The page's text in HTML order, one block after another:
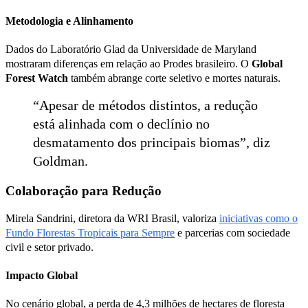
Metodologia e Alinhamento
Dados do Laboratório Glad da Universidade de Maryland
mostraram diferenças em relação ao Prodes brasileiro. O Global
Forest Watch também abrange corte seletivo e mortes naturais.
“Apesar de métodos distintos, a redução
está alinhada com o declínio no
desmatamento dos principais biomas”, diz
Goldman.
Colaboração para Redução
Mirela Sandrini, diretora da WRI Brasil, valoriza iniciativas como o
Fundo Florestas Tropicais para Sempre e parcerias com sociedade
civil e setor privado.
Impacto Global
No cenário global, a perda de 4,3 milhões de hectares de floresta